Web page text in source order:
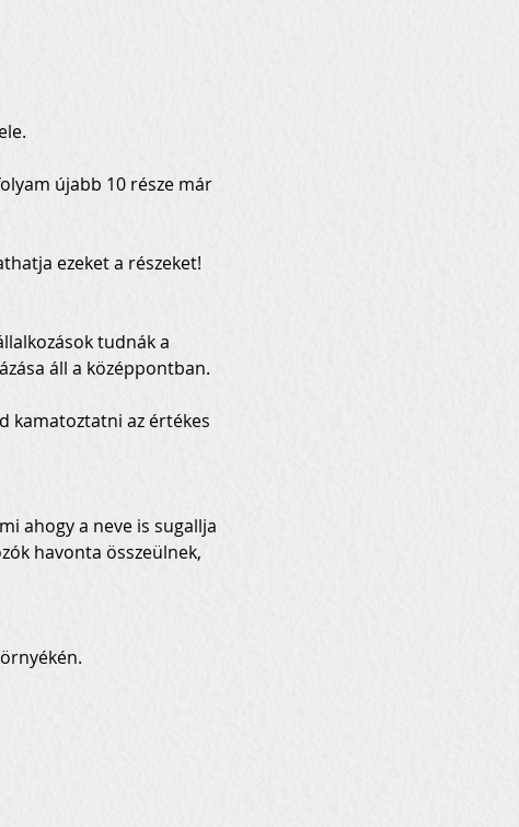
újabb 10 része már
ezeket a részeket!
tudnák a
áll a középpontban.
kamatoztatni az értékes
ahogy a neve is sugallja
havonta összeülnek,